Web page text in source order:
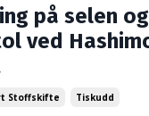
på selen og
ved
Stoffskifte Tiskudd